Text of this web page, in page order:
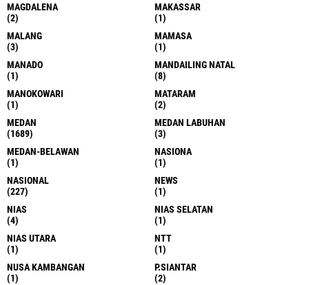
MAGDALENA
(2)
MAKASSAR
(1)
MALANG
(3)
MAMASA
(1)
MANADO
(1)
MANDAILING NATAL
(8)
MANOKOWARI
(1)
MATARAM
(2)
MEDAN
(1689)
MEDAN LABUHAN
(3)
MEDAN-BELAWAN
(1)
NASIONA
(1)
NASIONAL
(227)
NEWS
(1)
NIAS
(4)
NIAS SELATAN
(1)
NIAS UTARA
(1)
NTT
(1)
NUSA KAMBANGAN
(1)
P.SIANTAR
(2)